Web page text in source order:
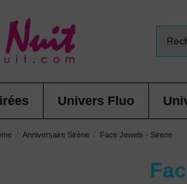
Univers Fluo
Anniversaire Sirène Face Jewels - Sirene